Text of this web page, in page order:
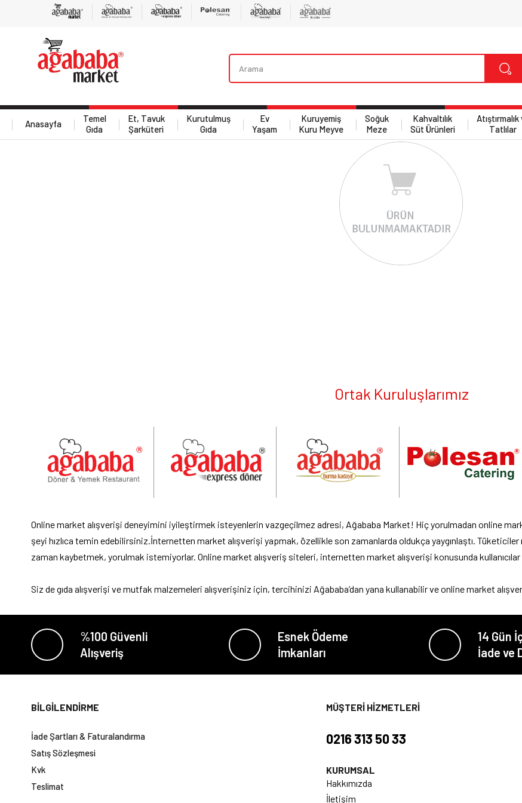
Anasayfa
Temel
Gıda
Et, Tavuk
Şarküteri
Kurutulmuş
Gıda
Ev
Yaşam
Kuruyemiş
Kuru Meyve
Soğuk
Meze
Kahvaltılık
Süt Ürünleri
Atıştırmalık
Tatlılar
Ortak Kuruluşlarımız
Online market alışverişi deneyimini iyileştirmek isteyenlerin vazgeçilmez adresi, Ağababa Market! Hiç yorulmadan online
şeyi hızlıca temin edebilirsiniz.İnternetten market alışverişi yapmak, özellikle son zamanlarda oldukça yaygınlaştı.
zaman kaybetmek, yorulmak istemiyorlar. Online market alışveriş siteleri, internetten market alışverişi konusunda kullanıcılar
Siz de gıda alışverişi ve mutfak malzemeleri alışverişiniz için, tercihinizi Ağababa’dan yana kullanabilir ve online market
%100 Güvenli
Alışveriş
Esnek Ödeme
İmkanları
14 Gün
İade ve
BİLGİLENDİRME
İade Şartları & Faturalandırma
Satış Sözleşmesi
Kvk
Teslimat
MÜŞTERİ HİZMETLERİ
0216 313 50 33
KURUMSAL
Hakkımızda
İletişim